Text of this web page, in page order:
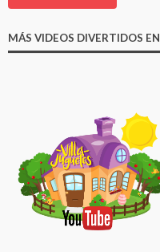
MÁS VIDEOS DIVERTIDOS EN